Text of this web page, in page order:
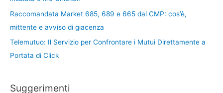
Raccomandata Market 685, 689 e 665 dal CMP: cos’è,
mittente e avviso di giacenza
Telemutuo: Il Servizio per Confrontare i Mutui Direttamente a
Portata di Click
Suggerimenti